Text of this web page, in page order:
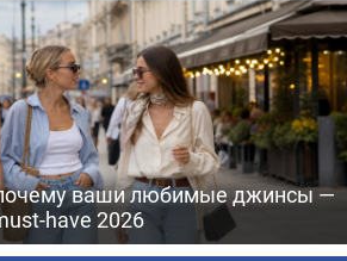
ваши любимые джинсы —
have 2026